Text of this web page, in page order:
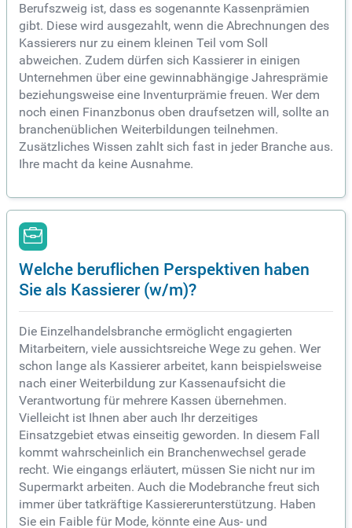
Berufszweig ist, dass es sogenannte Kassenprämien
gibt. Diese wird ausgezahlt, wenn die Abrechnungen des
Kassierers nur zu einem kleinen Teil vom Soll
abweichen. Zudem dürfen sich Kassierer in einigen
Unternehmen über eine gewinnabhängige Jahresprämie
beziehungsweise eine Inventurprämie freuen. Wer dem
noch einen Finanzbonus oben draufsetzen will, sollte an
branchenüblichen Weiterbildungen teilnehmen.
Zusätzliches Wissen zahlt sich fast in jeder Branche aus.
Ihre macht da keine Ausnahme.
Welche beruflichen Perspektiven haben
Sie als Kassierer (w/m)?
Die Einzelhandelsbranche ermöglicht engagierten
Mitarbeitern, viele aussichtsreiche Wege zu gehen. Wer
schon lange als Kassierer arbeitet, kann beispielsweise
nach einer Weiterbildung zur Kassenaufsicht die
Verantwortung für mehrere Kassen übernehmen.
Vielleicht ist Ihnen aber auch Ihr derzeitiges
Einsatzgebiet etwas einseitig geworden. In diesem Fall
kommt wahrscheinlich ein Branchenwechsel gerade
recht. Wie eingangs erläutert, müssen Sie nicht nur im
Supermarkt arbeiten. Auch die Modebranche freut sich
immer über tatkräftige Kassiererunterstützung. Haben
Sie ein Faible für Mode, könnte eine Aus- und